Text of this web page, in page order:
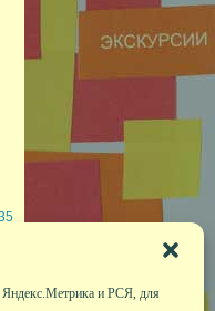
Яндекс.Метрика и РСЯ, для